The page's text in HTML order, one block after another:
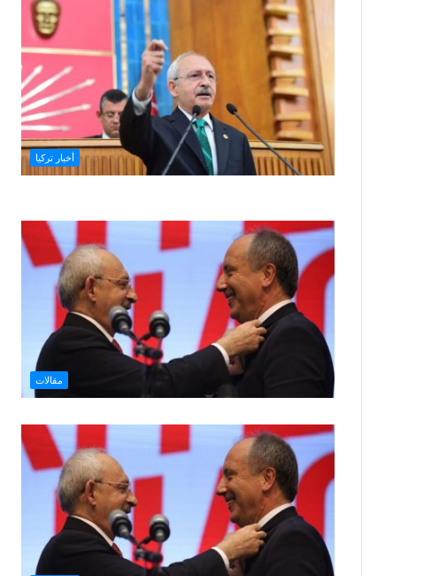
أخبار تركيا
مقالات